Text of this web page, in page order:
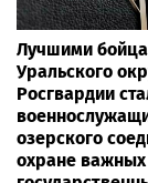
Лучшими
Уральского
Росгвардии
озерского
охране важных